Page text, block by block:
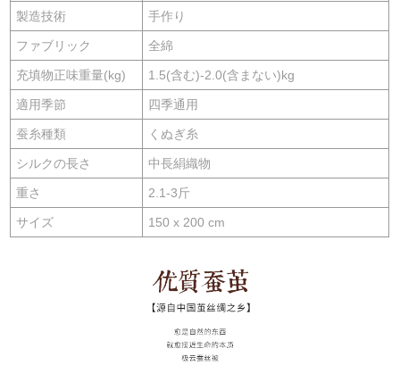
製造技術 手作り
ファブリック 全綿
充填物正味重量(kg) 1.5(含む)-2.0(含まない)kg
適用季節 四季通用
蚕糸種類 くぬぎ糸
シルクの長さ 中長絹織物
重さ 2.1-3斤
サイズ 150 x 200 cm